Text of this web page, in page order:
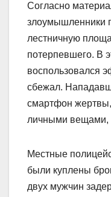
Согласно
злоумышленники
лестничную
потерпевшего. В
воспользовался
сбежал.
смартфон
личными вещами,
Местные
были куплены
двух мужчин